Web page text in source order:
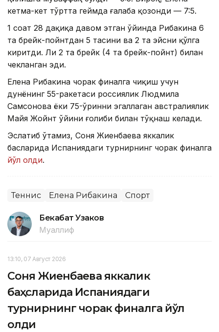
кетма-кет тўртта геймда ғалаба қозонди — 7:5.
1 соат 28 дақиқа давом этган ўйинда Рибакина 6
та брейк-пойнтдан 5 тасини ва 2 та эйсни қўлга
киритди. Ли 2 та брейк (4 та брейк-пойнт) билан
чекланган эди.
Елена Рибакина чорак финалга чиқиш учун
дунёнинг 55-ракетаси россиялик Людмила
Самсонова ёки 75-ўринни эгаллаган австралиялик
Майя Жойнт ўйини ғолиби билан тўқнаш келади.
Эслатиб ўтамиз, Соня Жиенбаева яккалик
баҳсларида Испаниядаги турнирнинг чорак финалга
йўл олди.
Теннис Елена Рибакина Спорт
Бекабат Узаков
Муаллиф
13:10, 07 Август 2026
Соня Жиенбаева яккалик
баҳсларида Испаниядаги
турнирнинг чорак финалга йўл
олди